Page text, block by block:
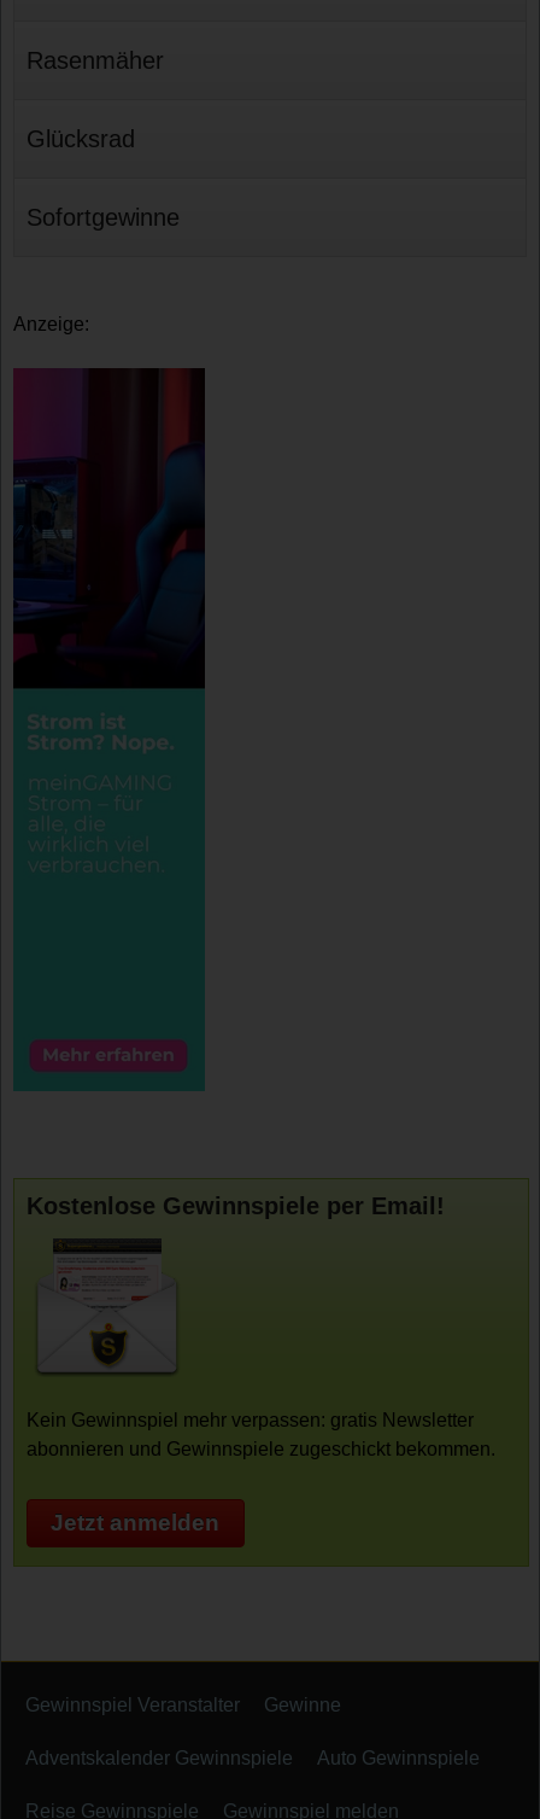
Rasenmäher
Glücksrad
Sofortgewinne
Anzeige:
Kostenlose Gewinnspiele per Email!
Kein Gewinnspiel mehr verpassen: gratis Newsletter
abonnieren und Gewinnspiele zugeschickt bekommen.
Jetzt anmelden
Gewinnspiel Veranstalter Gewinne
Adventskalender Gewinnspiele Auto Gewinnspiele
Reise Gewinnspiele Gewinnspiel melden